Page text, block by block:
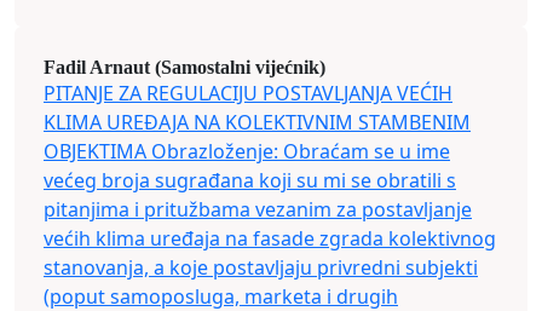
Fadil Arnaut (Samostalni vijećnik)
PITANJE ZA REGULACIJU POSTAVLJANJA VEĆIH
KLIMA UREĐAJA NA KOLEKTIVNIM STAMBENIM
OBJEKTIMA Obrazloženje: Obraćam se u ime
većeg broja sugrađana koji su mi se obratili s
pitanjima i pritužbama vezanim za postavljanje
većih klima uređaja na fasade zgrada kolektivnog
stanovanja, a koje postavljaju privredni subjekti
(poput samoposluga, marketa i drugih